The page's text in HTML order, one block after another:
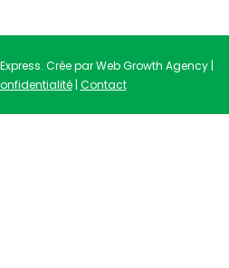
Crée par Web Growth Agency |
| Contact